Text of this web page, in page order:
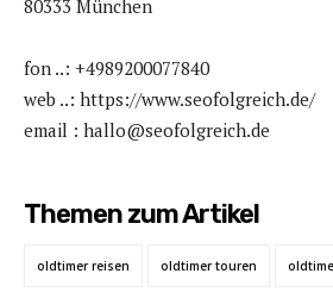
80333 München
fon ..: +4989200077840
web ..: https://www.seofolgreich.de/
email : hallo@seofolgreich.de
Themen zum Artikel
oldtimer reisen oldtimer touren